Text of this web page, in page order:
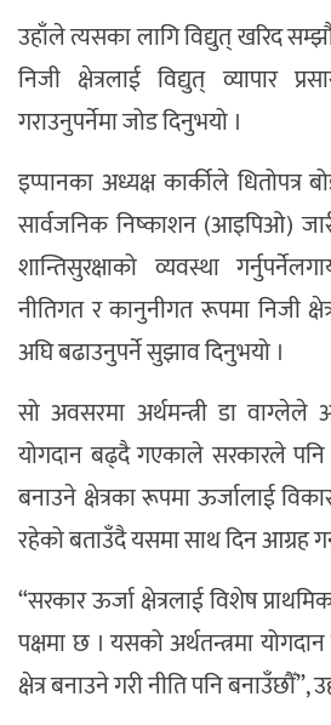
उहाँले त्यसका लागि विद्युत् खरिद
निजी क्षेत्रलाई विद्युत् व्यापार
गराउनुपर्नेमा जोड दिनुभयो ।
इप्पानका अध्यक्ष कार्कीले धितोपत्र
सार्वजनिक निष्काशन (आइपिओ)
शान्तिसुरक्षाको व्यवस्था
नीतिगत र कानुनीगत रूपमा निजी
अघि बढाउनुपर्ने सुझाव दिनुभयो ।
सो अवसरमा अर्थमन्त्री डा वाग्लेले
योगदान बढ्दै गएकाले सरकारले पनि
बनाउने क्षेत्रका रूपमा ऊर्जालाई
रहेको बताउँदै यसमा साथ दिन आग्रह
“सरकार ऊर्जा क्षेत्रलाई विशेष
पक्षमा छ । यसको अर्थतन्त्रमा
क्षेत्र बनाउने गरी नीति पनि बनाउँछौँ”,